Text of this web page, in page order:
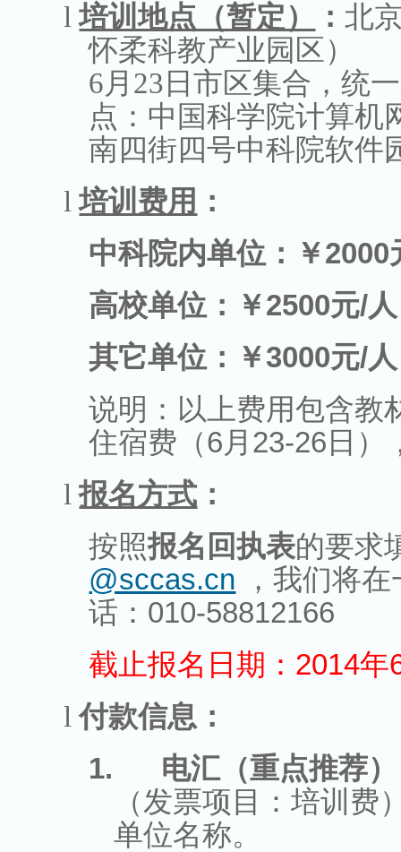
l培训地点（暂定） ：北
怀柔科教产业园区）
6月 23 日市区集合，统
点：中国科学院计算机
南四街四号中科院软件
l培训费用 ：
中科院内单位：￥2000
高校单位：￥2500元/人
其它单位：￥3000元/人
说明：以上费用包含教
住宿费（6月 23-26 日）
l报名方式 ：
按照报名回执表的要求
@sccas.cn
，我们将
话： 010-58812166
截止报名日期： 2014年
l付款信息：
1.
电汇（重点推荐
（发票项目：培训
单位名称。